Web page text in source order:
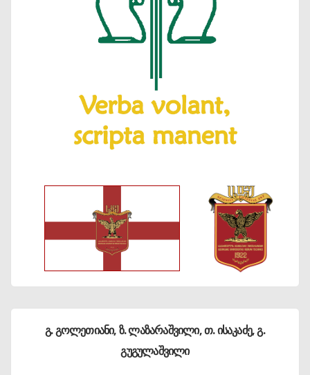
გ. გოლეთიანი, ზ. ლაზარაშვილი, თ. ისაკაძე, გ.
გუგულაშვილი